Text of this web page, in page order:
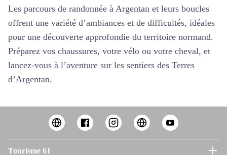
Les parcours de randonnée à Argentan et leurs boucles
offrent une variété d’ambiances et de difficultés, idéales
pour une découverte approfondie du territoire normand.
Préparez vos chaussures, votre vélo ou votre cheval, et
lancez-vous à l’aventure sur les sentiers des Terres
d’Argentan.
Tourisme 61